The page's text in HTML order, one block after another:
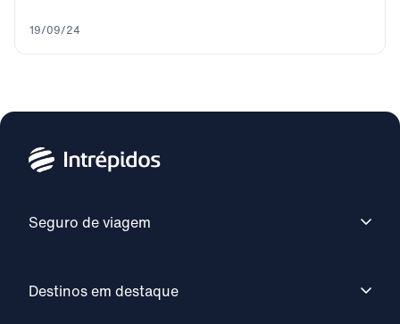
19/09/24
Seguro de viagem
Destinos em destaque